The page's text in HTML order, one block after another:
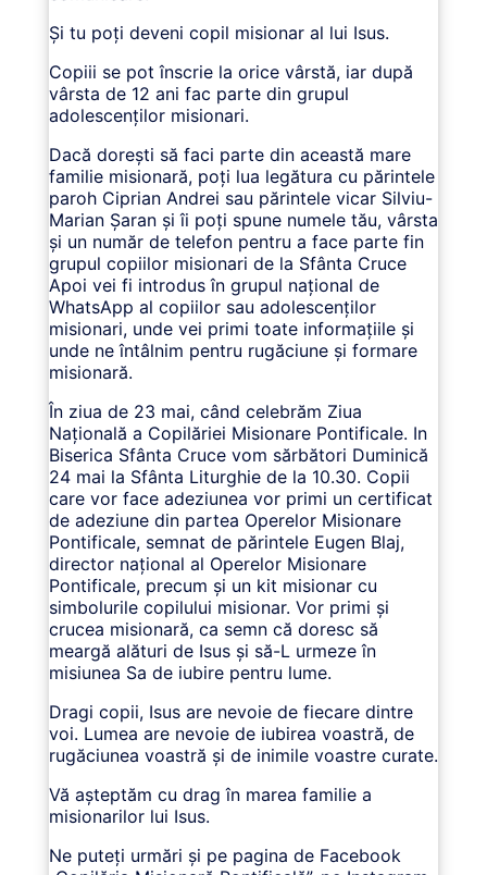
Și tu poți deveni copil misionar al lui Isus.
Copiii se pot înscrie la orice vârstă, iar după
vârsta de 12 ani fac parte din grupul
adolescenților misionari.
Dacă dorești să faci parte din această mare
familie misionară, poți lua legătura cu părintele
paroh Ciprian Andrei sau părintele vicar Silviu-
Marian Șaran și îi poți spune numele tău, vârsta
și un număr de telefon pentru a face parte fin
grupul copiilor misionari de la Sfânta Cruce
Apoi vei fi introdus în grupul național de
WhatsApp al copiilor sau adolescenților
misionari, unde vei primi toate informațiile și
unde ne întâlnim pentru rugăciune și formare
misionară.
În ziua de 23 mai, când celebrăm Ziua
Națională a Copilăriei Misionare Pontificale. In
Biserica Sfânta Cruce vom sărbători Duminică
24 mai la Sfânta Liturghie de la 10.30. Copii
care vor face adeziunea vor primi un certificat
de adeziune din partea Operelor Misionare
Pontificale, semnat de părintele Eugen Blaj,
director național al Operelor Misionare
Pontificale, precum și un kit misionar cu
simbolurile copilului misionar. Vor primi și
crucea misionară, ca semn că doresc să
meargă alături de Isus și să-L urmeze în
misiunea Sa de iubire pentru lume.
Dragi copii, Isus are nevoie de fiecare dintre
voi. Lumea are nevoie de iubirea voastră, de
rugăciunea voastră și de inimile voastre curate.
Vă așteptăm cu drag în marea familie a
misionarilor lui Isus.
Ne puteți urmări și pe pagina de Facebook